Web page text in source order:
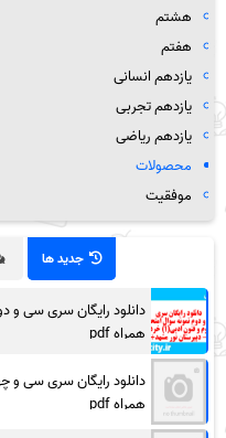
هشتم
هفتم
یازدهم انسانی
یازدهم تجربی
یازدهم ریاضی
محصولات
موفقیت
جدید ها
دانلود رایگان سری سی و
همراه pdf
دانلود رایگان سری سی و
همراه pdf